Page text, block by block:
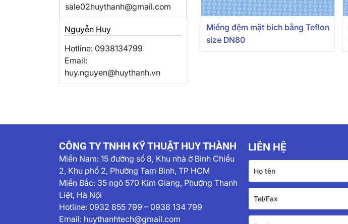
sale02huythanh@gmail.com
Nguyễn Huy
Hotline: 0938134799
Email:
huy.nguyen@huythanh.vn
Miếng đệm mặt bích bằng Teflon
size DN80
CÔNG TY TNHH KỸ THUẬT HUY THÀNH
Miền Nam: 15 đường số 8, Khu nhà ở Bình Chiểu
2, Khu phố 2, Phường Tam Bình, TP HCM
Miền Bắc: 35 ngõ 570 Kim Giang, Phường Thanh
Liệt, Hà Nội
Hotline: 0932 855 799 – 0938 134 799
Email: huythanhtech@gmail.com
LIÊN HỆ